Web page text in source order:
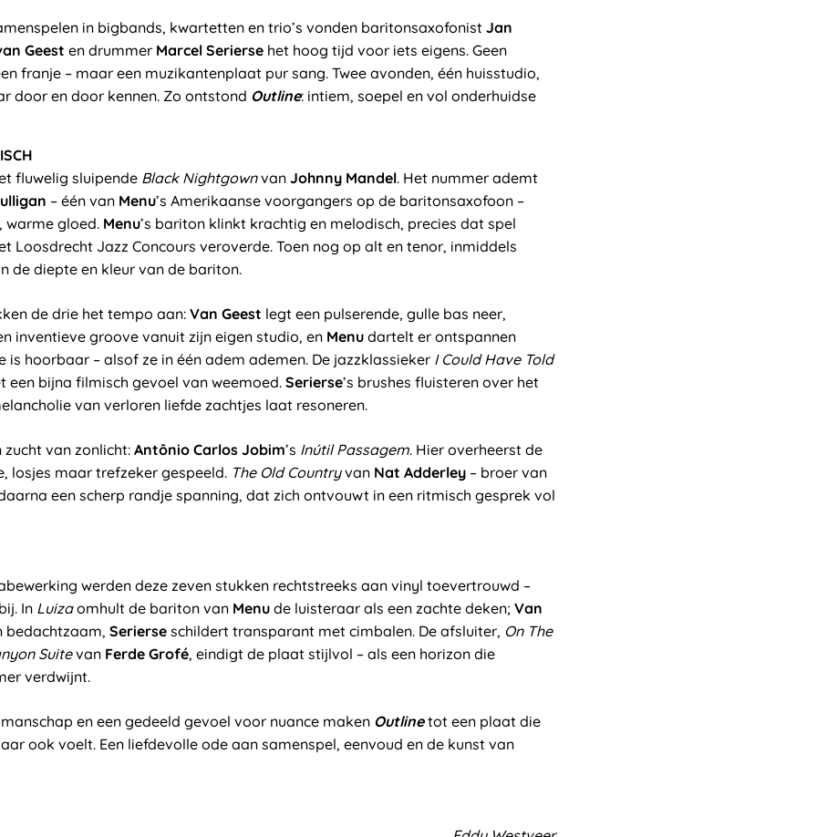
in bigbands, kwartetten en trio’s vonden baritonsaxofonistJan
Geest en drummer Marcel Serierse het hoog tijd voor iets eigens. Geen
franje – maar een muzikantenplaat pur sang. Twee avonden, één huisstudio,
door en door kennen. Zo ontstond Outline: intiem, soepel en vol onderhuidse
fluwelig sluipende Black Nightgownvan Johnny Mandel. Het nummer ademt
– één van Menu’s Amerikaanse voorgangers op de baritonsaxofoon –
warme gloed. Menu’s bariton klinkt krachtig en melodisch, precies dat spel
Loosdrecht Jazz Concours veroverde. Toen nog op alt en tenor, inmiddels
de diepte en kleur van de bariton.
de drie het tempo aan: Van Geest legt een pulserende, gulle bas neer,
inventieve groove vanuit zijn eigen studio, en Menu dartelt er ontspannen
is hoorbaar – alsof ze in één adem ademen. De jazzklassieker I Could Have Told
een bijna filmisch gevoel van weemoed. Serierse’s brushes fluisteren over het
van verloren liefde zachtjes laat resoneren.
van zonlicht: Antônio Carlos Jobim’s Inútil Passagem. Hier overheerst de
losjes maar trefzeker gespeeld. The Old Countryvan Nat Adderley – broer van
een scherp randje spanning, dat zich ontvouwt in een ritmisch gesprek vol
werden deze zeven stukken rechtstreeks aan vinyl toevertrouwd –
In Luizaomhult de bariton van Menu de luisteraar als een zachte deken; Van
Serierse schildert transparant met cimbalen. De afsluiter, On The
Suitevan Ferde Grofé, eindigt de plaat stijlvol – als een horizon die
verdwijnt.
en een gedeeld gevoel voor nuance maken Outlinetot een plaat die
ook voelt. Een liefdevolle ode aan samenspel, eenvoud en de kunst van